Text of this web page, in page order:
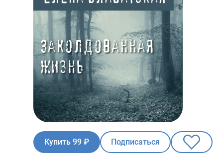
Купить 99 ₽ Подписаться